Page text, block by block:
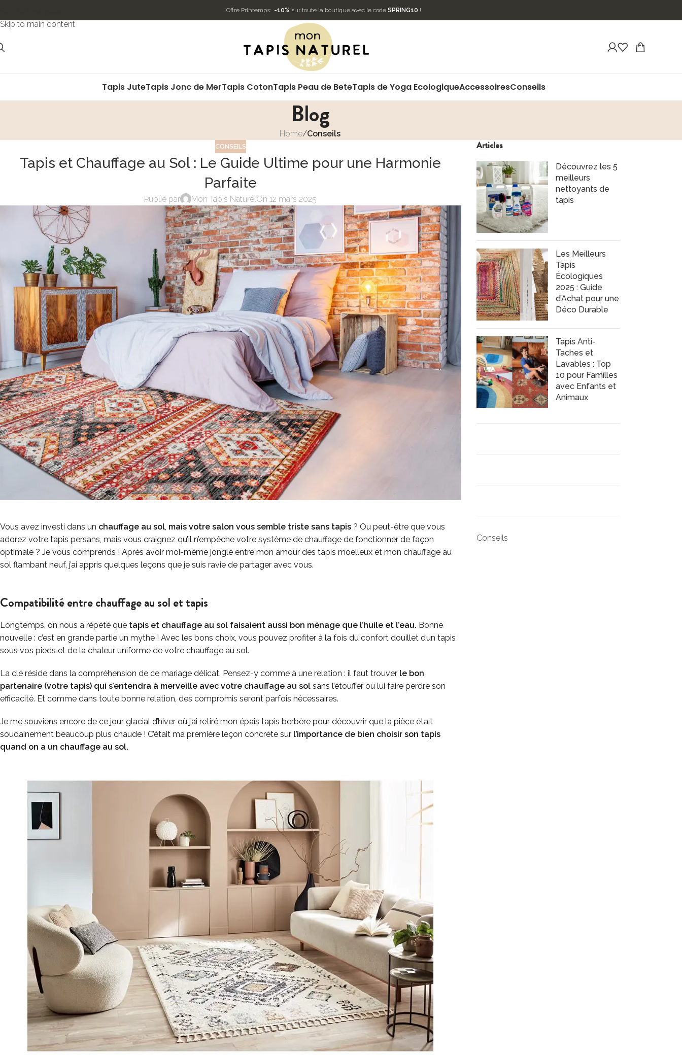
Skip to main content
Offre Printemps: -10% sur toute la boutique avec le codeSPRING10 !
Tapis JuteTapis Jonc de MerTapis CotonTapis Peau de BeteTapis de Yoga EcologiqueAccessoiresConseils
Blog
Home/Conseils
CONSEILS
Tapis et Chauffage au Sol : Le Guide Ultime pour une Harmonie
Parfaite
Publié par Mon Tapis NaturelOn 12 mars 2025
Vous avez investi dans un chauffage au sol, mais votre salon vous semble triste sans tapis ? Ou peut-être que vous
adorez votre tapis persans, mais vous craignez qu’il n’empêche votre système de chauffage de fonctionner de façon
optimale ? Je vous comprends ! Après avoir moi-même jonglé entre mon amour des tapis moelleux et mon chauffage au
sol flambant neuf, j’ai appris quelques leçons que je suis ravie de partager avec vous.
Compatibilité entre chauffage au sol et tapis
Longtemps, on nous a répété que tapis et chauffage au sol faisaient aussi bon ménage que l’huile et l’eau. Bonne
nouvelle : c’est en grande partie un mythe ! Avec les bons choix, vous pouvez profiter à la fois du confort douillet d’un tapis
sous vos pieds et de la chaleur uniforme de votre chauffage au sol.
La clé réside dans la compréhension de ce mariage délicat. Pensez-y comme à une relation : il faut trouver le bon
partenaire (votre tapis) qui s’entendra à merveille avec votre chauffage au sol sans l’étouffer ou lui faire perdre son
efficacité. Et comme dans toute bonne relation, des compromis seront parfois nécessaires.
Je me souviens encore de ce jour glacial d’hiver où j’ai retiré mon épais tapis berbère pour découvrir que la pièce était
soudainement beaucoup plus chaude ! C’était ma première leçon concrète sur l’importance de bien choisir son tapis
quand on a un chauffage au sol.
Articles
Découvrez les 5
meilleurs
nettoyants de
tapis
Les Meilleurs
Tapis
Écologiques
2025 : Guide
d’Achat pour une
Déco Durable
Tapis Anti-
Taches et
Lavables : Top
10 pour Familles
avec Enfants et
Animaux
Conseils